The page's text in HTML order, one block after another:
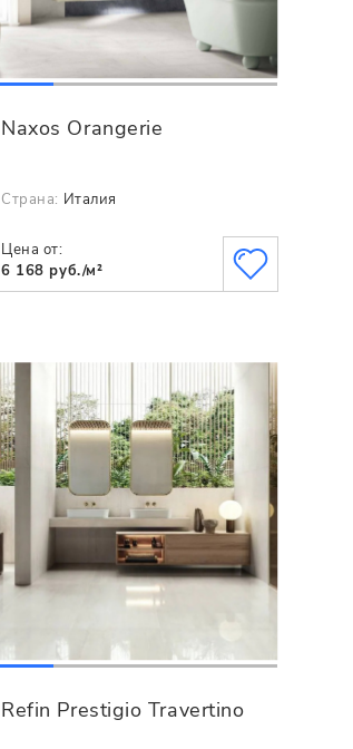
Naxos Orangerie
Страна: Италия
Цена от:
6 168 руб./м²
Refin Prestigio Travertino